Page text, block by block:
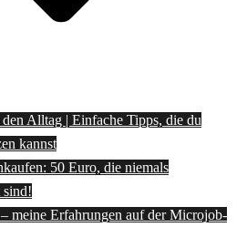
Alltag | Einfache Tipps, die du
kannst
50 Euro, die niemals
sind!
meine Erfahrungen auf der Microjob-